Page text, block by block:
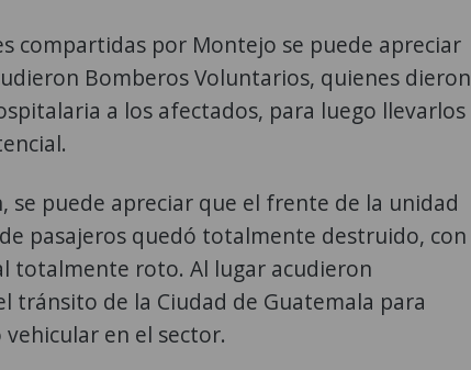
compartidas por Montejo se puede apreciar
Bomberos Voluntarios, quienes dieron
a los afectados, para luego llevarlos
se puede apreciar que el frente de la unidad
pasajeros quedó totalmente destruido, con
totalmente roto. Al lugar acudieron
tránsito de la Ciudad de Guatemala para
vehicular en el sector.